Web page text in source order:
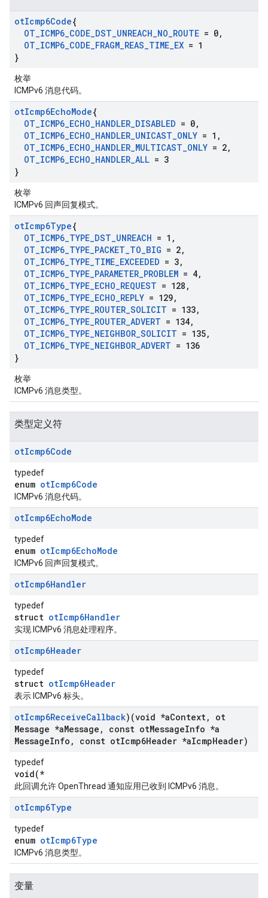
otIcmp6Code{
OT_ICMP6_CODE_DST_UNREACH_NO_ROUTE = 0,
OT_ICMP6_CODE_FRAGM_REAS_TIME_EX = 1
}
枚举
ICMPv6 消息代码。
otIcmp6EchoMode{
OT_ICMP6_ECHO_HANDLER_DISABLED = 0,
OT_ICMP6_ECHO_HANDLER_UNICAST_ONLY = 1 ,
OT_ICMP6_ECHO_HANDLER_MULTICAST_ONLY = 2,
OT_ICMP6_ECHO_HANDLER_ALL = 3
}
枚举
ICMPv6 回声回复模式。
otIcmp6Type{
OT_ICMP6_TYPE_DST_UNREACH = 1 ,
OT_ICMP6_TYPE_PACKET_TO_BIG = 2,
OT_ICMP6_TYPE_TIME_EXCEEDED = 3,
OT_ICMP6_TYPE_PARAMETER_PROBLEM = 4,
OT_ICMP6_TYPE_ECHO_REQUEST = 128 ,
OT_ICMP6_TYPE_ECHO_REPLY = 129,
OT_ICMP6_TYPE_ROUTER_SOLICIT = 133,
OT_ICMP6_TYPE_ROUTER_ADVERT = 134,
OT_ICMP6_TYPE_NEIGHBOR_SOLICIT = 135,
OT_ICMP6_TYPE_NEIGHBOR_ADVERT = 136
}
枚举
ICMPv6 消息类型。
类型定义符
otIcmp6Code
typedef
enum otIcmp6Code
ICMPv6 消息代码。
otIcmp6EchoMode
typedef
enum otIcmp6EchoMode
ICMPv6 回声回复模式。
otIcmp6Handler
typedef
struct otIcmp6Handler
实现 ICMPv6 消息处理程序。
otIcmp6Header
typedef
struct otIcmp6Header
表示 ICMPv6 标头。
otIcmp6ReceiveCallback)(void *aContext,
ot
Message *aMessage , const otMessageInfo *a
MessageInfo , const otIcmp6Header *aIcmpHeader)
typedef
void(*
此回调允许 OpenThread 通知应用已收到 ICMPv6 消息。
otIcmp6Type
typedef
enum otIcmp6Type
ICMPv6 消息类型。
变量